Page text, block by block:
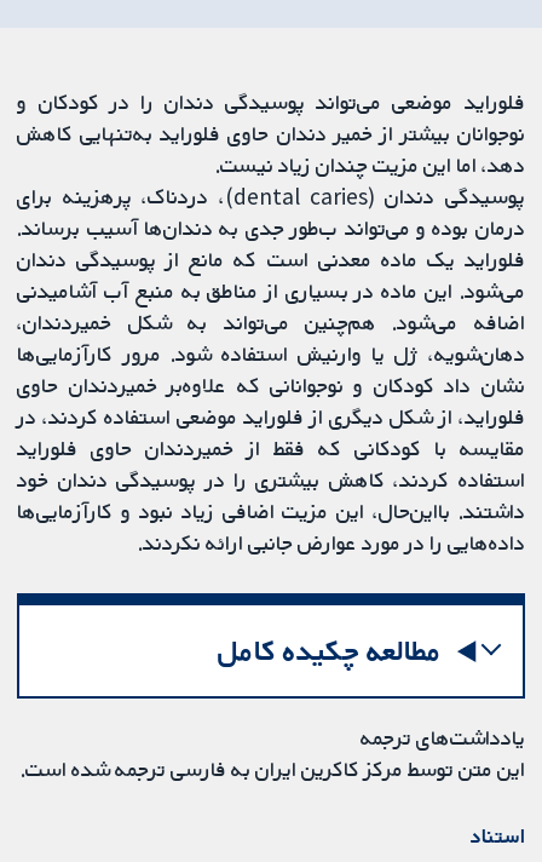
فلوراید موضعی می‌تواند پوسیدگی دندان را در کودکان و
نوجوانان بیشتر از خمیر دندان حاوی فلوراید به‌تنهایی کاهش
دهد، اما این مزیت چندان زیاد نیست.
پوسیدگی دندان (dental caries)، دردناک، پرهزینه برای
درمان بوده و می‌تواند ب‌طور جدی به دندان‌ها آسیب برساند.
فلوراید یک ماده معدنی است که مانع از پوسیدگی دندان
می‌شود. این ماده در بسیاری از مناطق به منبع آب آشامیدنی
اضافه می‌شود. هم‌چنین می‌تواند به شکل خمیردندان،
دهان‌شویه، ژل یا وارنیش استفاده شود. مرور کارآزمایی‌ها
نشان داد کودکان و نوجوانانی که علاوه‌بر خمیردندان حاوی
فلوراید، از شکل دیگری از فلوراید موضعی استفاده ‌کردند، در
مقایسه با کودکانی که فقط از خمیردندان حاوی فلوراید
استفاده ‌کردند، کاهش بیشتری را در پوسیدگی دندان خود
داشتند. بااین‌حال، این مزیت اضافی زیاد نبود و کارآزمایی‌ها
داده‌هایی را در مورد عوارض جانبی ارائه نکردند.
مطالعه چکیده کامل
یادداشت‌های ترجمه
این متن توسط مرکز کاکرین ایران به فارسی ترجمه شده است.
استناد